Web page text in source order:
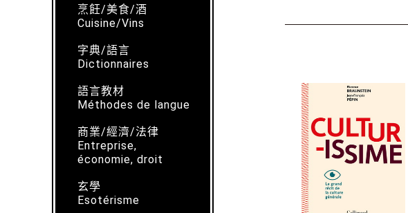
烹飪/美食/酒
Cuisine/Vins
字典/語言
Dictionnaires
語言教材
Méthodes de langue
商業/經濟/法律
Entreprise,
économie, droit
玄學
Esotérisme